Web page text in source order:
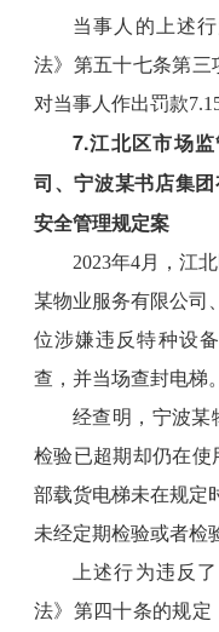
当事人的上述
法》第五十七条第
对当事人作出罚款
7.江北区市场
司、宁波某书店集
安全管理规定案
2023年4月，江
某物业服务有限公司
位涉嫌违反特种设
查，并当场查封电梯。
经查明，宁波某
检验已超期却仍在使
部载货电梯未在规定
未经定期检验或者检
上述行为违反
法》第四十条的规定